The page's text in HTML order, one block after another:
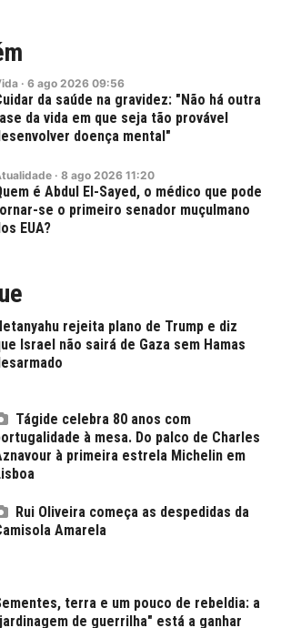
· 6 ago 2026 09:56
da saúde na gravidez: "Não há outra
da vida em que seja tão provável
doença mental"
· 8 ago 2026 11:20
é Abdul El-Sayed, o médico que pode
se o primeiro senador muçulmano
EUA?
rejeita plano de Trump e diz
Israel não sairá de Gaza sem Hamas
Tágide celebra 80 anos com
à mesa. Do palco de Charles
à primeira estrela Michelin em
Rui Oliveira começa as despedidas da
Amarela
terra e um pouco de rebeldia: a
de guerrilha" está a ganhar